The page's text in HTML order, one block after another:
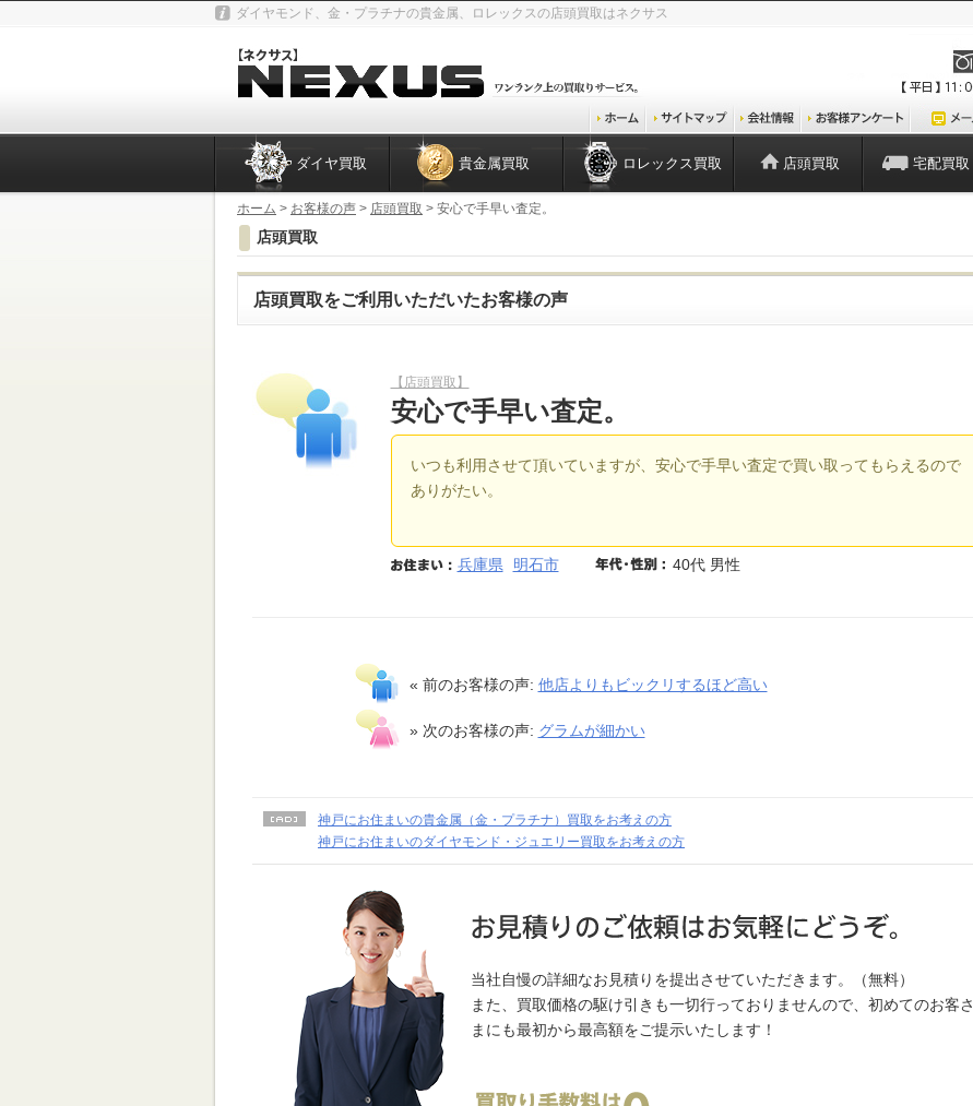
ダイヤモンド、金・プラチナの貴金属、ロレックスの店頭買取はネクサス
ダイヤ買取 貴金属買取 ロレックス買取 店頭買取 宅配買取
ホーム > お客様の声 > 店頭買取 > 安心で手早い査定。
店頭買取
店頭買取をご利用いただいたお客様の声
【店頭買取】
安心で手早い査定。
いつも利用させて頂いていますが、安心で手早い査定で買い取ってもらえるので
ありがたい。
兵庫県 明石市 40代 男性
« 前のお客様の声: 他店よりもビックリするほど高い
» 次のお客様の声: グラムが細かい
神戸にお住まいの貴金属（金・プラチナ）買取をお考えの方
神戸にお住まいのダイヤモンド・ジュエリー買取をお考えの方
当社自慢の詳細なお見積りを提出させていただきます。（無料）
また、買取価格の駆け引きも一切行っておりませんので、初めてのお客さ
まにも最初から最高額をご提示いたします！